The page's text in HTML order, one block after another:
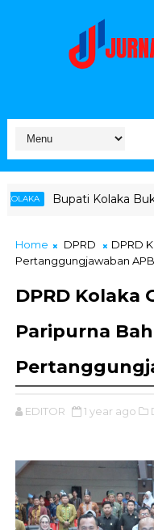
Buka Suara Soal
Home DPRD
DPRD
Pertanggungjawaban
DPRD Kolaka
Paripurna
EDITOR 1 year ago